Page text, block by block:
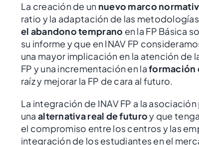
La creación de un nuevo marco
ratio y la adaptación de las
el abandono temprano en la FP Básica
su informe y que en INAV FP
una mayor implicación en la atención de
FP y una incrementación en laformación
raíz y mejorar la FP de cara al futuro.
La integración de INAV FP a la
unaalternativa real de futuroy que
el compromiso entre los centros y las
integración de los estudiantes en el